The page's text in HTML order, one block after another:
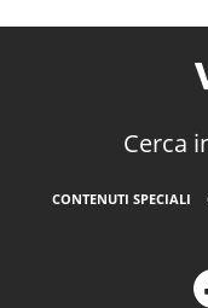
Cerca
CONTENUTI SPECIALI